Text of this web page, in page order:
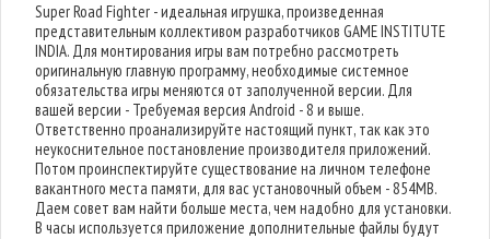
Super Road Fighter - идеальная игрушка, произведенная
представительным коллективом разработчиков GAME INSTITUTE
INDIA. Для монтирования игры вам потребно рассмотреть
оригинальную главную программу, необходимые системное
обязательства игры меняются от заполученной версии. Для
вашей версии - Требуемая версия Android - 8 и выше.
Ответственно проанализируйте настоящий пункт, так как это
неукоснительное постановление производителя приложений.
Потом проинспектируйте существование на личном телефоне
вакантного места памяти, для вас установочный объем - 854MB.
Даем совет вам найти больше места, чем надобно для установки.
В часы используется приложение дополнительные файлы будут